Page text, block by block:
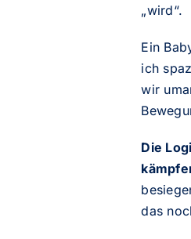
„wird“.
Ein
ich
wir
Die
das